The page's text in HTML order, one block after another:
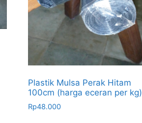
Plastik Mulsa Perak Hitam
100cm (harga eceran per kg)
Rp48.000